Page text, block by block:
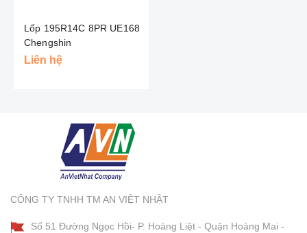
Lốp 195R14C 8PR UE168
Chengshin
Liên hệ
CÔNG TY TNHH TM AN VIỆT NHẬT
Số 51 Đường Ngọc Hồi- P. Hoàng Liệt - Quận Hoàng Mai -